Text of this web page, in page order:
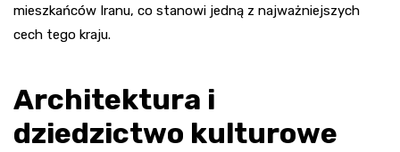
mieszkańców Iranu, co stanowi jedną z najważniejszych
cech tego kraju.
Architektura i
dziedzictwo kulturowe